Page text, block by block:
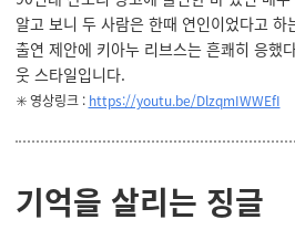
알고 보니 두 사람은 한때 연인이었다고 하
출연 제안에 키아누 리브스는 흔쾌히 응했
웃 스타일입니다.
✳️ 영상링크 : https://youtu.be/DlzqmIWWEfI
기억을 살리는 징글